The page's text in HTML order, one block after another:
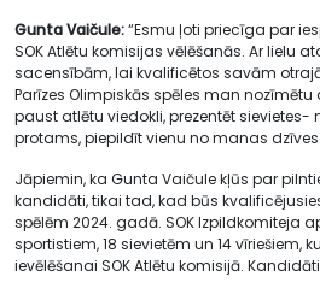
Gunta Vaičule:“Esmu ļoti priecīga par
SOK Atlētu komisijas vēlēšanās. Ar lielu
sacensībām, lai kvalificētos savām
Parīzes Olimpiskās spēles man
paust atlētu viedokli, prezentēt sievietes-
protams, piepildīt vienu no manas dzīves
Jāpiemin, ka Gunta Vaičule kļūs par
kandidāti, tikai tad, kad būs
spēlēm 2024. gadā. SOK Izpildkomiteja
sportistiem, 18 sievietēm un 14 vīriešiem,
ievēlēšanai SOK Atlētu komisijā.